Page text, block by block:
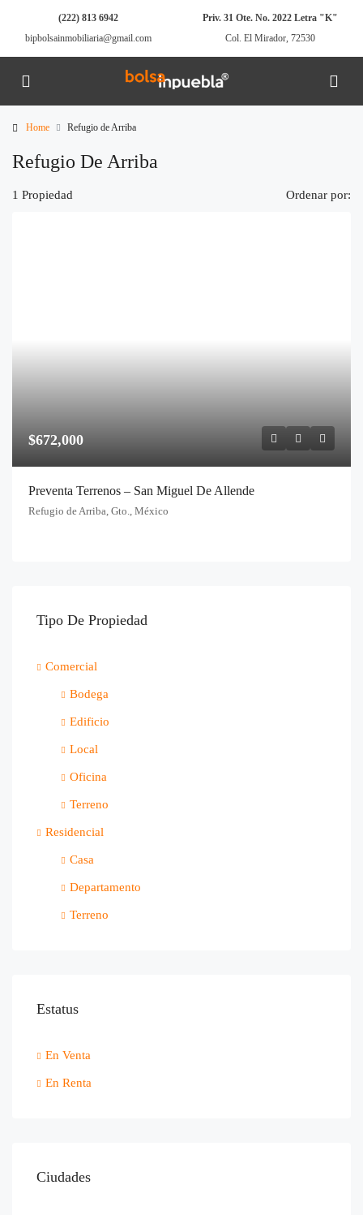
(222) 813 6942
bipbolsainmobiliaria@gmail.com
Priv. 31 Ote. No. 2022 Letra "K"
Col. El Mirador, 72530
Home Refugio de Arriba
Refugio De Arriba
1 Propiedad Ordenar por:
$672,000
Preventa Terrenos – San Miguel De Allende
Refugio de Arriba, Gto., México
Tipo De Propiedad
Comercial
Bodega
Edificio
Local
Oficina
Terreno
Residencial
Casa
Departamento
Terreno
Estatus
En Venta
En Renta
Ciudades